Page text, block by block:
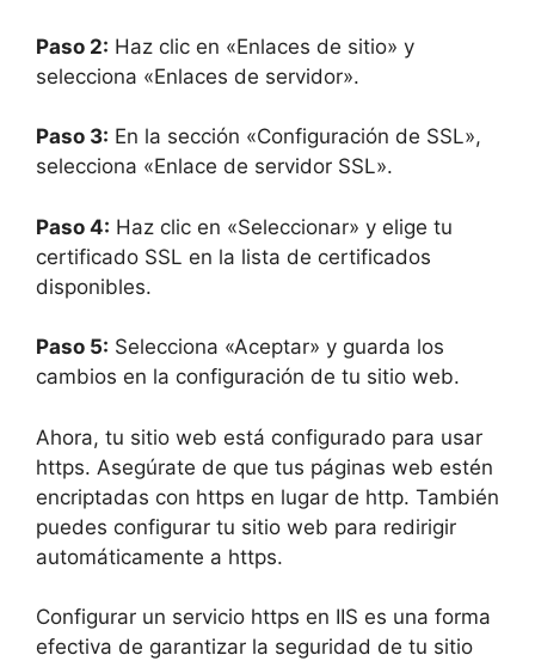
Paso 2: Haz clic en «Enlaces de sitio» y
selecciona «Enlaces de servidor».
Paso 3: En la sección «Configuración de SSL»,
selecciona «Enlace de servidor SSL».
Paso 4: Haz clic en «Seleccionar» y elige tu
certificado SSL en la lista de certificados
disponibles.
Paso 5: Selecciona «Aceptar» y guarda los
cambios en la configuración de tu sitio web.
Ahora, tu sitio web está configurado para usar
https. Asegúrate de que tus páginas web estén
encriptadas con https en lugar de http. También
puedes configurar tu sitio web para redirigir
automáticamente a https.
Configurar un servicio https en IIS es una forma
efectiva de garantizar la seguridad de tu sitio